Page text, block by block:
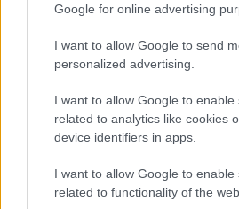
Google for online advertising
I want to allow Google to send
personalized advertising.
I want to allow Google to enable
related to analytics like cookies
device identifiers in apps.
I want to allow Google to enable
related to functionality of the
Το ηλεκτρικό των
Ευρώπη
20 ΙΟΥΛ 2026